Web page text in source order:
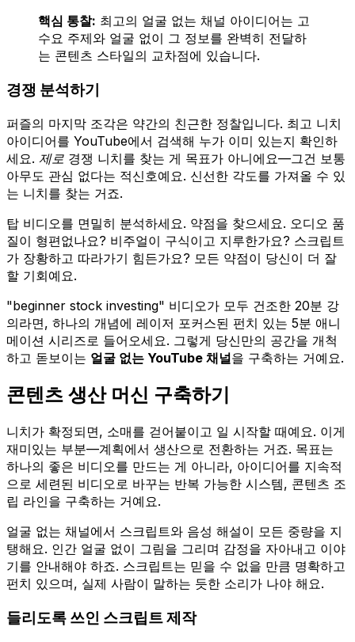
핵심 통찰: 최고의 얼굴 없는 채널 아이디어는 고
수요 주제와 얼굴 없이 그 정보를 완벽히 전달하
는 콘텐츠 스타일의 교차점에 있습니다.
경쟁 분석하기
퍼즐의 마지막 조각은 약간의 친근한 정찰입니다. 최고 니치
아이디어를 YouTube에서 검색해 누가 이미 있는지 확인하
세요. 제로 경쟁 니치를 찾는 게 목표가 아니에요—그건 보통
아무도 관심 없다는 적신호예요. 신선한 각도를 가져올 수 있
는 니치를 찾는 거죠.
탑 비디오를 면밀히 분석하세요. 약점을 찾으세요. 오디오 품
질이 형편없나요? 비주얼이 구식이고 지루한가요? 스크립트
가 장황하고 따라가기 힘든가요? 모든 약점이 당신이 더 잘
할 기회예요.
"beginner stock investing" 비디오가 모두 건조한 20분 강
의라면, 하나의 개념에 레이저 포커스된 펀치 있는 5분 애니
메이션 시리즈로 들어오세요. 그렇게 당신만의 공간을 개척
하고 돋보이는 얼굴 없는 YouTube 채널을 구축하는 거예요.
콘텐츠 생산 머신 구축하기
니치가 확정되면, 소매를 걷어붙이고 일 시작할 때예요. 이게
재미있는 부분—계획에서 생산으로 전환하는 거죠. 목표는
하나의 좋은 비디오를 만드는 게 아니라, 아이디어를 지속적
으로 세련된 비디오로 바꾸는 반복 가능한 시스템, 콘텐츠 조
립 라인을 구축하는 거예요.
얼굴 없는 채널에서 스크립트와 음성 해설이 모든 중량을 지
탱해요. 인간 얼굴 없이 그림을 그리며 감정을 자아내고 이야
기를 안내해야 하죠. 스크립트는 믿을 수 없을 만큼 명확하고
펀치 있으며, 실제 사람이 말하는 듯한 소리가 나야 해요.
들리도록 쓰인 스크립트 제작